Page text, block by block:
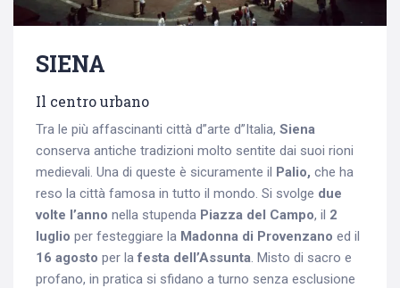
SIENA
Il centro urbano
Tra le più affascinanti città d”arte d”Italia, Siena
conserva antiche tradizioni molto sentite dai suoi rioni
medievali. Una di queste è sicuramente il Palio, che ha
reso la città famosa in tutto il mondo. Si svolge due
volte l’anno nella stupenda Piazza del Campo, il 2
luglio per festeggiare la Madonna di Provenzano ed il
16 agosto per lafesta dell’Assunta. Misto di sacro e
profano, in pratica si sfidano a turno senza esclusione